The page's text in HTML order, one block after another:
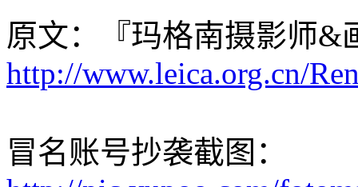
原文：『玛格南摄影师&
http://www.leica.org.cn/
冒名账号抄袭截图：